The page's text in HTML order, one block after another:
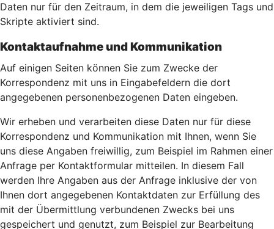
Daten nur für den Zeitraum, in dem die jeweiligen Tags und
Skripte aktiviert sind.
Kontaktaufnahme und Kommunikation
Auf einigen Seiten können Sie zum Zwecke der
Korrespondenz mit uns in Eingabefeldern die dort
angegebenen personenbezogenen Daten eingeben.
Wir erheben und verarbeiten diese Daten nur für diese
Korrespondenz und Kommunikation mit Ihnen, wenn Sie
uns diese Angaben freiwillig, zum Beispiel im Rahmen einer
Anfrage per Kontaktformular mitteilen. In diesem Fall
werden Ihre Angaben aus der Anfrage inklusive der von
Ihnen dort angegebenen Kontaktdaten zur Erfüllung des
mit der Übermittlung verbundenen Zwecks bei uns
gespeichert und genutzt, zum Beispiel zur Bearbeitung